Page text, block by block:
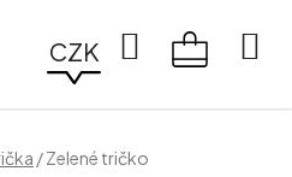
CZK
Hledat
/Zelené tričko